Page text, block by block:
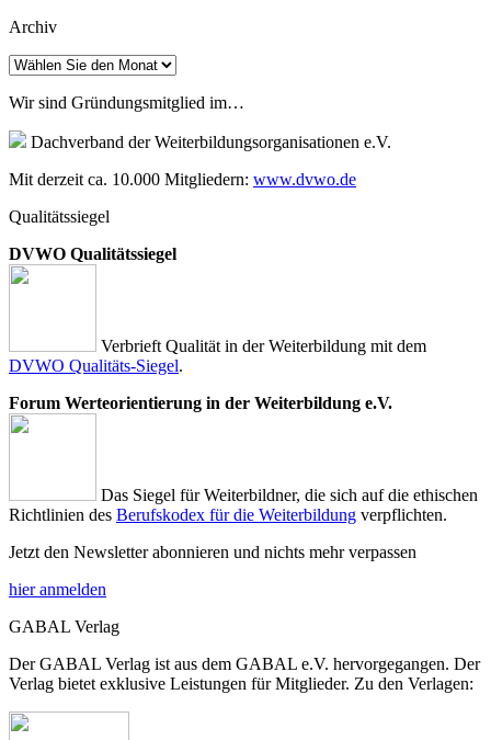
Archiv
Archiv
Wir sind Gründungsmitglied im…
Dachverband der Weiterbildungsorganisationen e.V.
Mit derzeit ca. 10.000 Mitgliedern: www.dvwo.de
Qualitätssiegel
DVWO Qualitätssiegel
Verbrieft Qualität in der Weiterbildung mit dem
DVWO Qualitäts-Siegel.
Forum Werteorientierung in der Weiterbildung e.V.
Das Siegel für Weiterbildner, die sich auf die ethischen
Richtlinien des Berufskodex für die Weiterbildung verpflichten.
Jetzt den Newsletter abonnieren und nichts mehr verpassen
hier anmelden
GABAL Verlag
Der GABAL Verlag ist aus dem GABAL e.V. hervorgegangen. Der
Verlag bietet exklusive Leistungen für Mitglieder. Zu den Verlagen: